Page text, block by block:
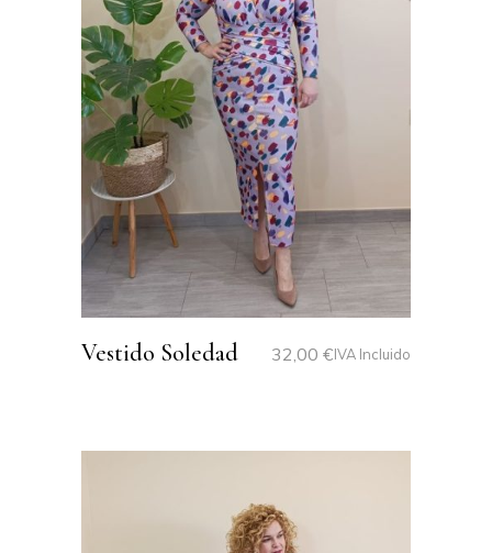
Vestido Soledad 32,00 €IVA Incluido